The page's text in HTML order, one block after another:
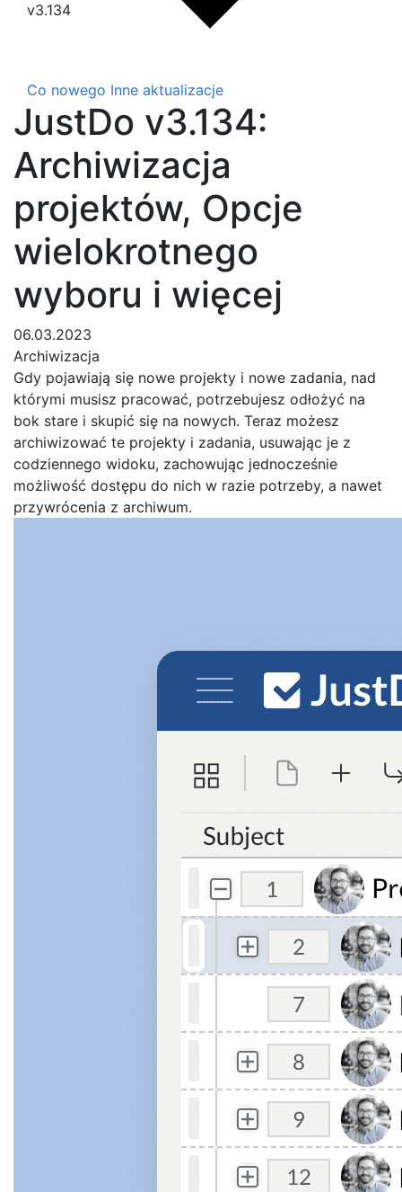
v3.134
Co nowego Inne aktualizacje
JustDo v3.134:
Archiwizacja
projektów, Opcje
wielokrotnego
wyboru i więcej
06.03.2023
Archiwizacja
Gdy pojawiają się nowe projekty i nowe zadania, nad
którymi musisz pracować, potrzebujesz odłożyć na
bok stare i skupić się na nowych. Teraz możesz
archiwizować te projekty i zadania, usuwając je z
codziennego widoku, zachowując jednocześnie
możliwość dostępu do nich w razie potrzeby, a nawet
przywrócenia z archiwum.